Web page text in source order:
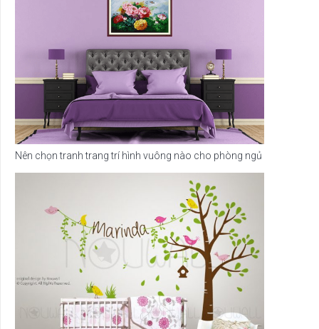
Nên chọn tranh trang trí hình vuông nào cho phòng ngủ